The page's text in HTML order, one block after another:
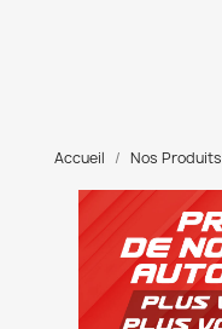
Accueil Nos Produits